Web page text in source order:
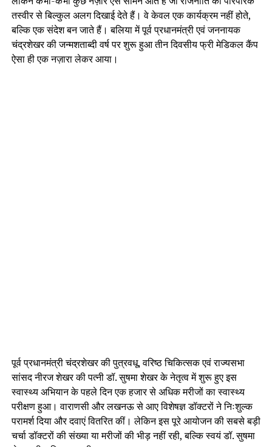
तस्वीर से बिल्कुल अलग दिखाई देते हैं। वे केवल एक कार्यक्रम नहीं होते,
बल्कि एक संदेश बन जाते हैं। बलिया में पूर्व प्रधानमंत्री एवं जननायक
चंद्रशेखर की जन्मशताब्दी वर्ष पर शुरू हुआ तीन दिवसीय फ्री मेडिकल कैंप
ऐसा ही एक नज़ारा लेकर आया।
पूर्व प्रधानमंत्री चंद्रशेखर की पुत्रवधू, वरिष्ठ चिकित्सक एवं राज्यसभा
सांसद नीरज शेखर की पत्नी डॉ. सुषमा शेखर के नेतृत्व में शुरू हुए इस
स्वास्थ्य अभियान के पहले दिन एक हजार से अधिक मरीजों का स्वास्थ्य
परीक्षण हुआ। वाराणसी और लखनऊ से आए विशेषज्ञ डॉक्टरों ने निःशुल्क
परामर्श दिया और दवाएं वितरित कीं। लेकिन इस पूरे आयोजन की सबसे बड़ी
चर्चा डॉक्टरों की संख्या या मरीजों की भीड़ नहीं रही, बल्कि स्वयं डॉ. सुषमा